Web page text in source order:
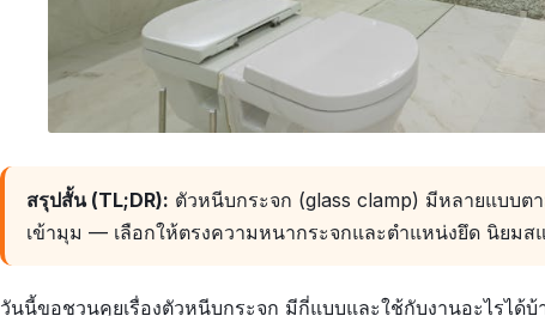
สรุปสั้น (TL;DR): ตัวหนีบกระจก (glass clamp) มีหลายแบบ
เข้ามุม — เลือกให้ตรงความหนากระจกและตำแหน่งยึด นิยมส
วันนี้ขอชวนคุยเรื่องตัวหนีบกระจก มีกี่แบบและใช้กับงานอะไรได้